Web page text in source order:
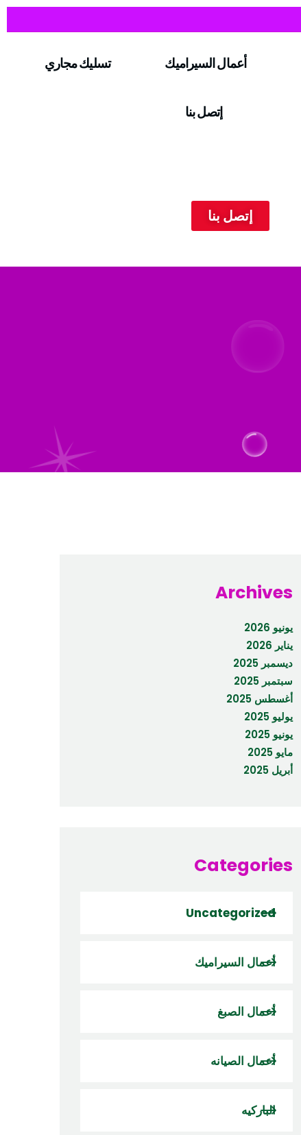
أعمال السيراميك تسليك مجاري
إتصل بنا
إتصل بنا
Archives
يونيو 2026
يناير 2026
ديسمبر 2025
سبتمبر 2025
أغسطس 2025
يوليو 2025
يونيو 2025
مايو 2025
أبريل 2025
Categories
Uncategorized
أعمال السيراميك
أعمال الصبغ
أعمال الصيانه
الباركيه